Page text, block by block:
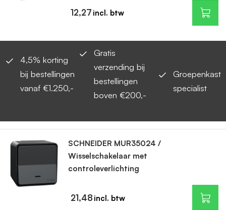
12,27
4,5% korting
bij bestellingen
vanaf €1.250,-
Gratis
verzending bij
bestellingen
boven €200,-
Groepenkast
specialist
SCHNEIDER MUR35024 /
Wisselschakelaar met
controleverlichting
21,48